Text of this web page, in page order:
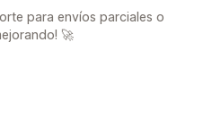
para envíos parciales o
🚀